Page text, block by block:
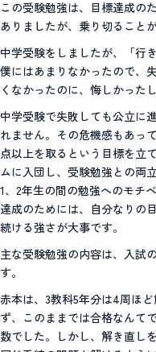
この受験勉強は、目標達成の
ありましたが、乗り切ること
中学受験をしましたが、「行
僕にはあまりなかったので、
くなかったのに、悔しかった
中学受験で失敗しても公立に
れません。その危機感もあっ
点以上を取るという目標を立
ムに入団し、受験勉強との両
1、2年生の間の勉強へのモチ
達成のためには、自分なりの
続ける強さが大事です。
主な受験勉強の内容は、入試
す。
赤本は、3教科5年分は4周ほ
ず、このままでは合格なんて
数でした。しかし、解き直し